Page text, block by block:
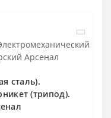
сталь).
(трипод).